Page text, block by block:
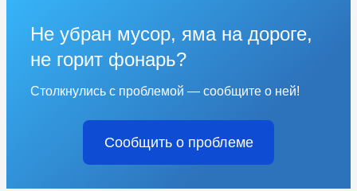
Не убран мусор, яма на дороге,
не горит фонарь?
Столкнулись с проблемой — сообщите о ней!
Сообщить о проблеме